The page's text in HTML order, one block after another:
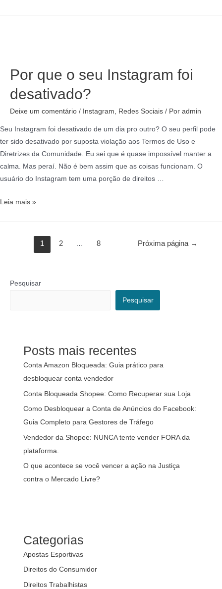
Por que o seu Instagram foi
desativado?
Deixe um comentário / Instagram, Redes Sociais / Por admin
Seu Instagram foi desativado de um dia pro outro? O seu perfil pode
ter sido desativado por suposta violação aos Termos de Uso e
Diretrizes da Comunidade. Eu sei que é quase impossível manter a
calma. Mas peraí. Não é bem assim que as coisas funcionam. O
usuário do Instagram tem uma porção de direitos …
Leia mais »
1 2 … 8 Próxima página →
Pesquisar
Pesquisar
Posts mais recentes
Conta Amazon Bloqueada: Guia prático para
desbloquear conta vendedor
Conta Bloqueada Shopee: Como Recuperar sua Loja
Como Desbloquear a Conta de Anúncios do Facebook:
Guia Completo para Gestores de Tráfego
Vendedor da Shopee: NUNCA tente vender FORA da
plataforma.
O que acontece se você vencer a ação na Justiça
contra o Mercado Livre?
Categorias
Apostas Esportivas
Direitos do Consumidor
Direitos Trabalhistas